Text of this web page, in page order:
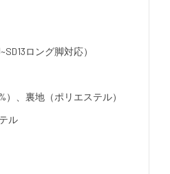
ロング脚対応）
）、裏地（ポリエステル）
ル